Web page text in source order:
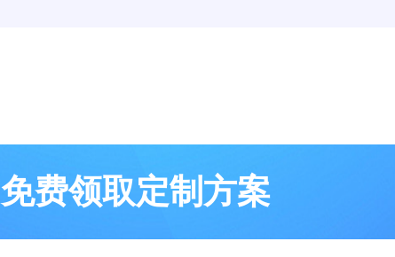
免费领取定制方案